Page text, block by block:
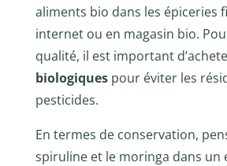
aliments bio dans les épiceries
internet ou en magasin bio.
qualité, il est important
biologiquespour éviter les
pesticides.
En termes de conservation,
spiruline et le moringa dans un